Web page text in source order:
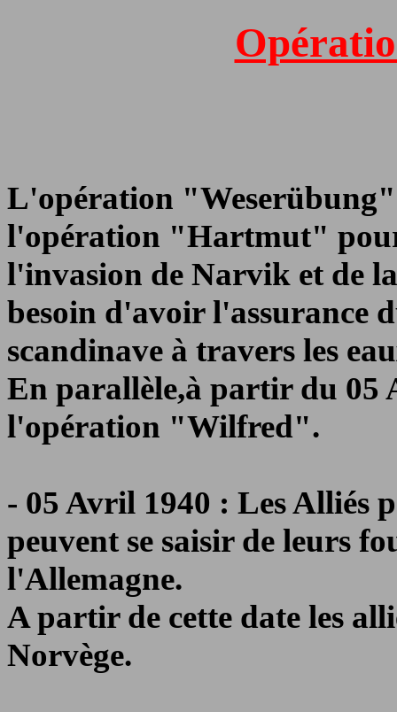
L'opération "Weserübung"
l'opération "Hartmut"
l'invasion de Narvik et de
besoin d'avoir l'assurance
scandinave à travers les
En parallèle,à partir du 05
l'opération "Wilfred".
- 05 Avril 1940 : Les Alliés
peuvent se saisir de leurs
l'Allemagne.
A partir de cette date les
Norvège.